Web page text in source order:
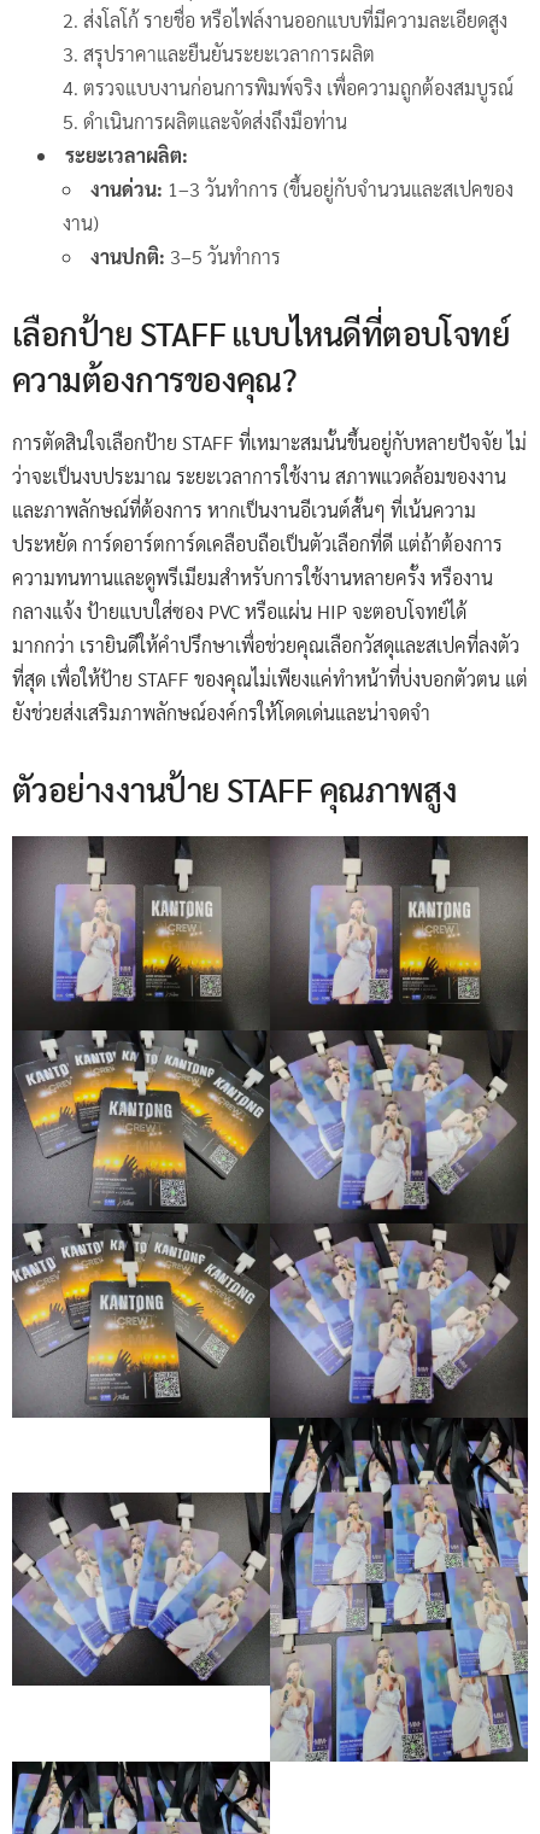
ส่งโลโก้ รายชื่อ หรือไฟล์งานออกแบบที่มีความละเอียดสูง
สรุปราคาและยืนยันระยะเวลาการผลิต
ตรวจแบบงานก่อนการพิมพ์จริง เพื่อความถูกต้องสมบูรณ์
ดำเนินการผลิตและจัดส่งถึงมือท่าน
ระยะเวลาผลิต:
งานด่วน: 1–3 วันทำการ (ขึ้นอยู่กับจำนวนและสเปคของ
งาน)
งานปกติ: 3–5 วันทำการ
เลือกป้าย STAFF แบบไหนดีที่ตอบโจทย์
ความต้องการของคุณ?
การตัดสินใจเลือกป้าย STAFF ที่เหมาะสมนั้นขึ้นอยู่กับหลายปัจจัย ไม่
ว่าจะเป็นงบประมาณ ระยะเวลาการใช้งาน สภาพแวดล้อมของงาน
และภาพลักษณ์ที่ต้องการ หากเป็นงานอีเวนต์สั้นๆ ที่เน้นความ
ประหยัด การ์ดอาร์ตการ์ดเคลือบถือเป็นตัวเลือกที่ดี แต่ถ้าต้องการ
ความทนทานและดูพรีเมียมสำหรับการใช้งานหลายครั้ง หรืองาน
กลางแจ้ง ป้ายแบบใส่ซอง PVC หรือแผ่น HIP จะตอบโจทย์ได้
มากกว่า เรายินดีให้คำปรึกษาเพื่อช่วยคุณเลือกวัสดุและสเปคที่ลงตัว
ที่สุด เพื่อให้ป้าย STAFF ของคุณไม่เพียงแค่ทำหน้าที่บ่งบอกตัวตน แต่
ยังช่วยส่งเสริมภาพลักษณ์องค์กรให้โดดเด่นและน่าจดจำ
ตัวอย่างงานป้าย STAFF คุณภาพสูง